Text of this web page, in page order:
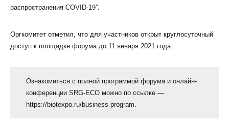
распространения COVID-19”.
Оргкомитет отметил, что для участников открыт круглосуточный
доступ к площадке форума до 11 января 2021 года.
Ознакомиться с полной программой форума и онлайн-
конференции SRG-ECO можно по ссылке —
https://biotexpo.ru/business-program